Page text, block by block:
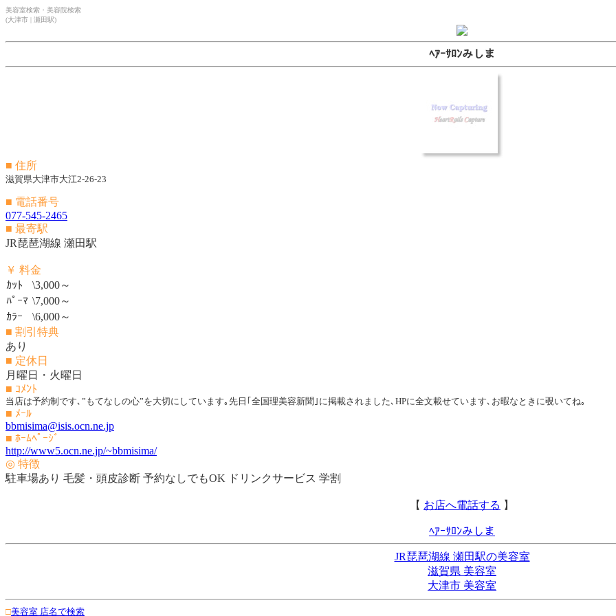
美容室検索・美容院検索
(大津市 | 瀬田駅)
ﾍｱｰｻﾛﾝみしま
■ 住所
滋賀県大津市大江2-26-23
■ 電話番号
077-545-2465
■ 最寄駅
JR琵琶湖線 瀬田駅
￥ 料金
ｶｯﾄ
\3,000～
ﾊﾟｰﾏ \7,000～
ｶﾗｰ
\6,000～
■ 割引特典
あり
■ 定休日
月曜日・火曜日
■ ｺﾒﾝﾄ
当店は予約制です､”もてなしの心”を大切にしています｡先日｢全国理美容新聞｣に掲載されました､HPに全文載せています､お暇なときに覗いてね｡
■ ﾒｰﾙ
bbmisima@isis.ocn.ne.jp
■ ﾎｰﾑﾍﾟｰｼﾞ
http://www5.ocn.ne.jp/~bbmisima/
◎ 特徴
駐車場あり 毛髪・頭皮診断 予約なしでもOK ドリンクサービス 学割
【 お店へ電話する 】
ﾍｱｰｻﾛﾝみしま
JR琵琶湖線 瀬田駅の美容室
滋賀県 美容室
大津市 美容室
□美容室 店名で検索